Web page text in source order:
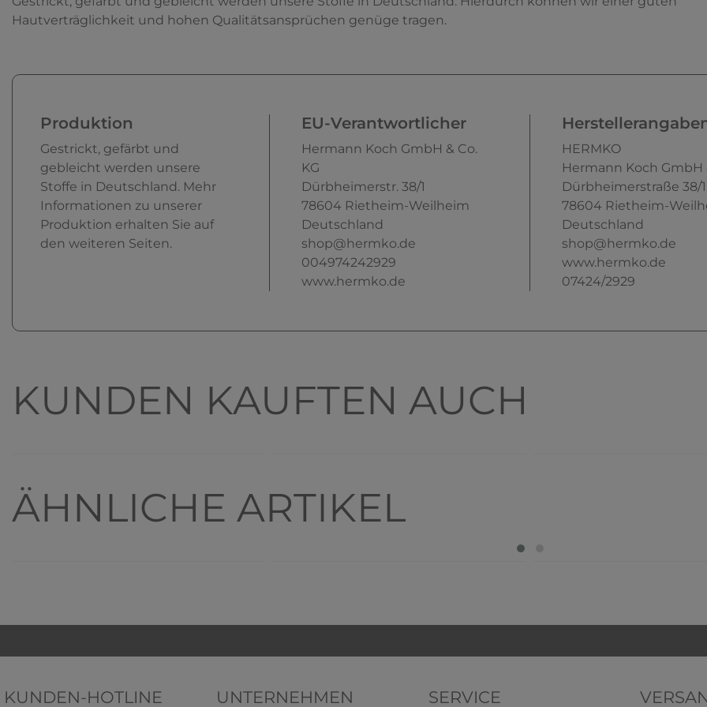
Hautverträglichkeit und hohen Qualitätsansprüchen genüge tragen.
Produktion
Gestrickt, gefärbt und
gebleicht werden unsere
Stoffe in Deutschland. Mehr
Informationen zu unserer
Produktion erhalten Sie auf
den weiteren Seiten.
EU-Verantwortlicher
Hermann Koch GmbH & Co.
KG
Dürbheimerstr. 38/1
78604 Rietheim-Weilheim
Deutschland
shop@hermko.de
004974242929
www.hermko.de
HERMKO
Hermann Koch GmbH
Dürbheimerstraße 38/1
78604 Rietheim-
Deutschland
shop@hermko.de
www.hermko.de
07424/2929
KUNDEN KAUFTEN AUCH
ÄHNLICHE ARTIKEL
KUNDEN-HOTLINE UNTERNEHMEN SERVICE